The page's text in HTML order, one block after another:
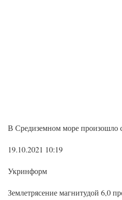
В Средиземном море произошло
19.10.2021 10:19
Укринформ
Землетрясение магнитудой 6,0